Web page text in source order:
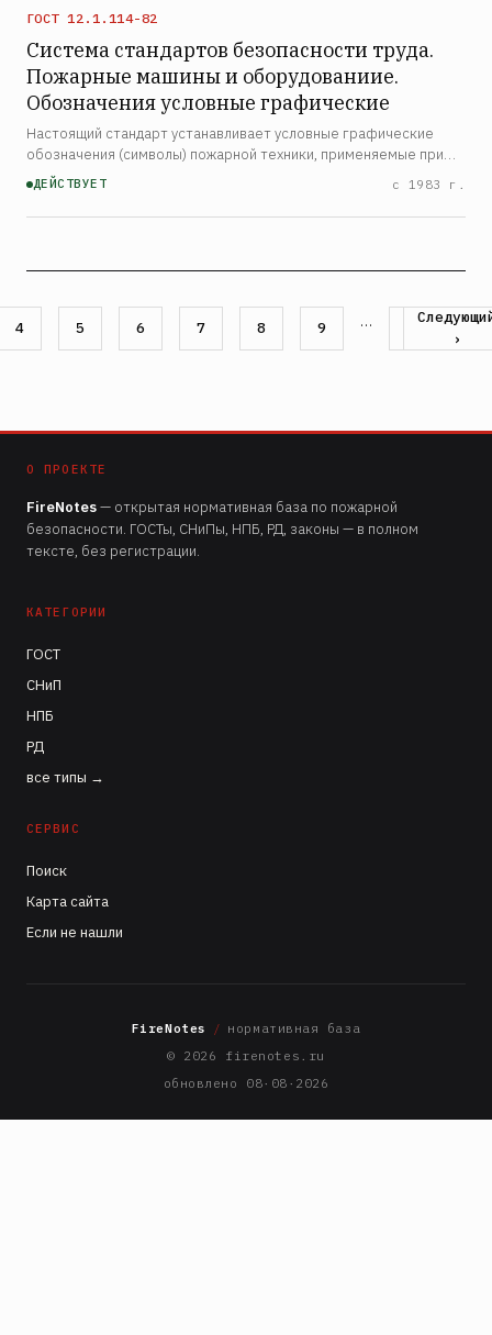
ГОСТ 12.1.114-82
Система стандартов безопасности труда.
Пожарные машины и оборудованиие.
Обозначения условные графические
Настоящий стандарт устанавливает условные графические
обозначения (символы) пожарной техники, применяемые при
выполнении учебных и оперативных планов пожаротушения,
иллюстративного материала к описаниям пожаров
ДЕЙСТВУЕТ с 1983 г.
4 Страница
5 Страница
6 Страница
7 Страница
8 Страница
9 …
страница
›
О ПРОЕКТЕ
FireNotes— открытая нормативная база по пожарной
безопасности. ГОСТы, СНиПы, НПБ, РД, законы — в полном
тексте, без регистрации.
КАТЕГОРИИ
ГОСТ
СНиП
НПБ
РД
все типы →
СЕРВИС
Поиск
Карта сайта
Если не нашли
FireNotes / нормативная база
© 2026 firenotes.ru
обновлено 08·08·2026